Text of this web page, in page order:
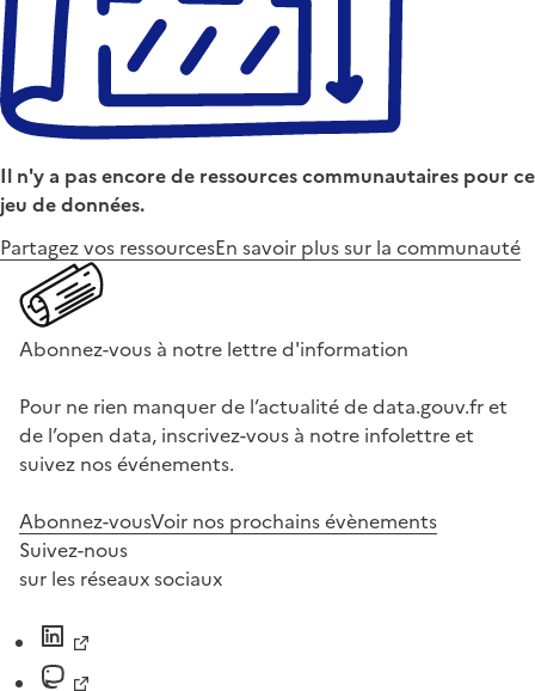
Il n'y a pas encore de ressources communautaires pour ce
jeu de données.
Partagez vos ressourcesEn savoir plus sur la communauté
Abonnez-vous à notre lettre d'information
Pour ne rien manquer de l’actualité de data.gouv.fr et
de l’open data, inscrivez-vous à notre infolettre et
suivez nos événements.
Abonnez-vousVoir nos prochains évènements
Suivez-nous
sur les réseaux sociaux